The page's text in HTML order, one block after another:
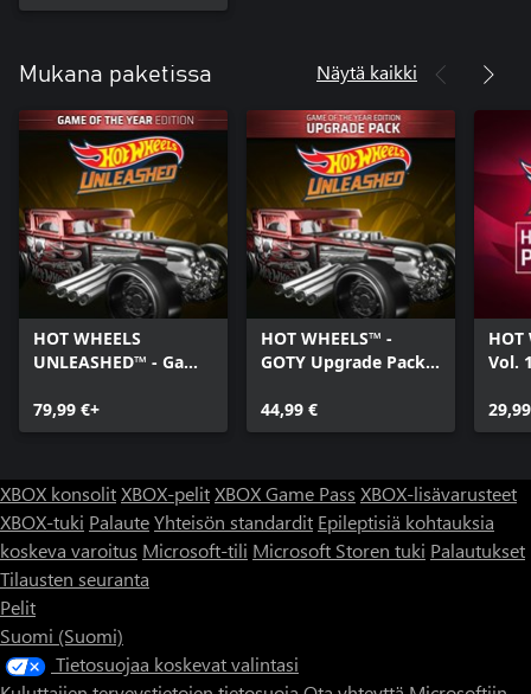
Mukana paketissa Näytä kaikki
HOT WHEELS
UNLEASHED™ - Game
Xbox Series X|S
79,99 €+
HOT WHEELS™ -
GOTY Upgrade Pack -
44,99 €
HOT
Vol.
XBOX konsolitXBOX-pelitXBOX Game Pass XBOX-lisävarusteet
XBOX-tuki PalauteYhteisön standardit Epileptisiä kohtauksia
koskeva varoitus Microsoft-tili Microsoft Storen tuki Palautukset
Tilausten seuranta
Pelit
Suomi (Suomi)
Tietosuojaa koskevat valintasi